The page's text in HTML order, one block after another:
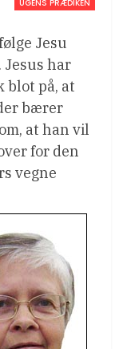
UGENS PRÆDIKEN
Jesu
Jesus har
blot på, at
bærer
at han vil
for den
vegne